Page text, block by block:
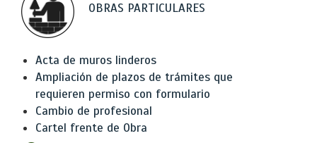
OBRAS PARTICULARES
Acta de muros linderos
Ampliación de plazos de trámites que
requieren permiso con formulario
Cambio de profesional
Cartel frente de Obra